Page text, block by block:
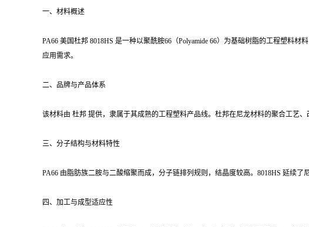
一、材料概述
PA66 美国杜邦 8018HS 是一种以聚酰胺66（Polyamide 66）为基础树脂的工程塑料
应用需求。
二、品牌与产品体系
该材料由 杜邦 提供，隶属于其成熟的工程塑料产品线。杜邦在尼龙材料的聚合工艺
三、分子结构与材料特性
PA66 由脂肪族二胺与二酸缩聚而成，分子链排列规则，结晶度较高。8018HS 延续
四、加工与成型适应性